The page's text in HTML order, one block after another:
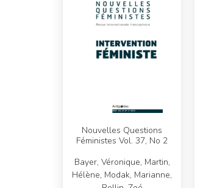
Nouvelles Questions
Féministes Vol. 37, No 2
Bayer, Véronique, Martin,
Hélène, Modak, Marianne,